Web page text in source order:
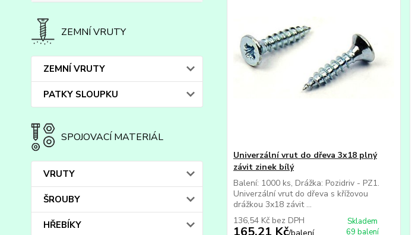
ZEMNÍ VRUTY
ZEMNÍ VRUTY
PATKY SLOUPKU
SPOJOVACÍ MATERIÁL
VRUTY
ŠROUBY
HŘEBÍKY
Univerzální vrut do dřeva 3x18 plný
závit zinek bílý
Balení: 1000 ks, Drážka: Pozidriv - PZ1.
Univerzální vrut do dřeva s křížovou
drážkou 3x18 závit ...
165,21 Kč
136,54 Kč bez DPH
Skladem
69 balení